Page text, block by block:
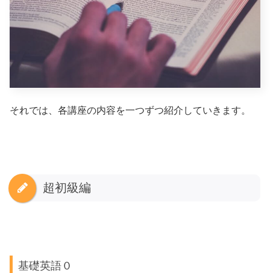
それでは、各講座の内容を一つずつ紹介していきます。
超初級編
基礎英語０